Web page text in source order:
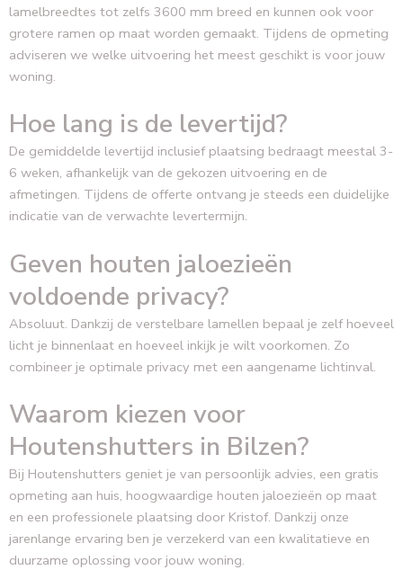
lamelbreedtes tot zelfs 3600 mm breed en kunnen ook voor
grotere ramen op maat worden gemaakt. Tijdens de opmeting
adviseren we welke uitvoering het meest geschikt is voor jouw
woning.
Hoe lang is de levertijd?
De gemiddelde levertijd inclusief plaatsing bedraagt meestal 3-
6 weken, afhankelijk van de gekozen uitvoering en de
afmetingen. Tijdens de offerte ontvang je steeds een duidelijke
indicatie van de verwachte levertermijn.
Geven houten jaloezieën
voldoende privacy?
Absoluut. Dankzij de verstelbare lamellen bepaal je zelf hoeveel
licht je binnenlaat en hoeveel inkijk je wilt voorkomen. Zo
combineer je optimale privacy met een aangename lichtinval.
Waarom kiezen voor
Houtenshutters in Bilzen?
Bij Houtenshutters geniet je van persoonlijk advies, een gratis
opmeting aan huis, hoogwaardige houten jaloezieën op maat
en een professionele plaatsing door Kristof. Dankzij onze
jarenlange ervaring ben je verzekerd van een kwalitatieve en
duurzame oplossing voor jouw woning.